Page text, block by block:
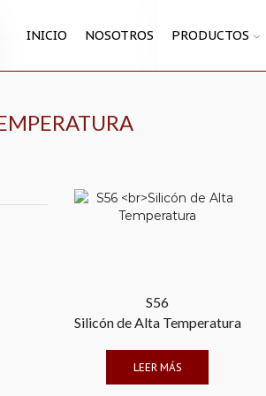
INICIO NOSOTROS PRODUCTOS
S56
Silicón de Alta Temperatura
LEER MÁS